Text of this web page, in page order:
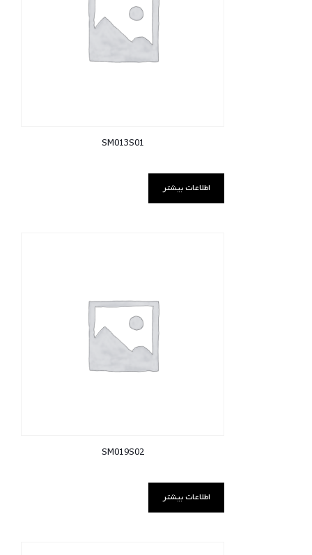
SM013S01
اطلاعات بیشتر
SM019S02
اطلاعات بیشتر